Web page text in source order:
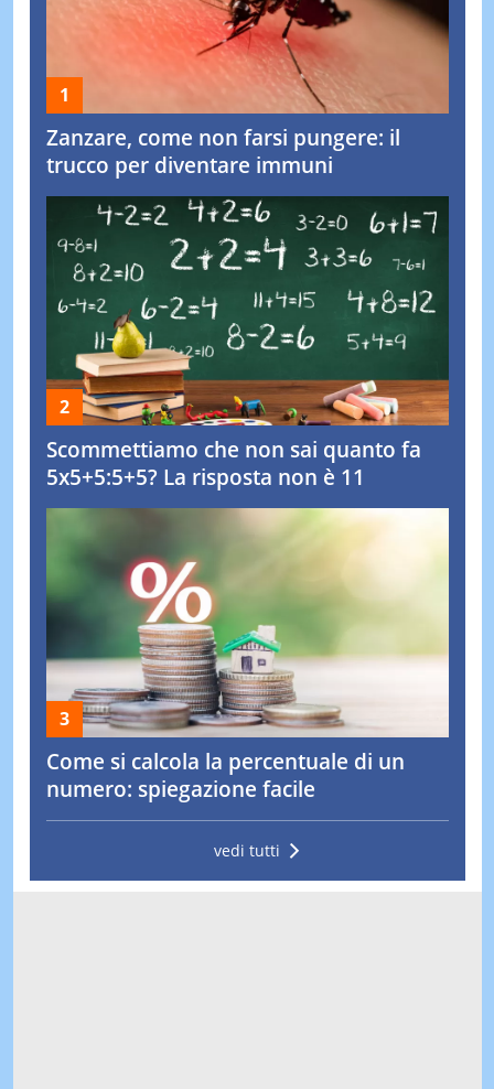
Zanzare, come non farsi pungere: il
trucco per diventare immuni
Scommettiamo che non sai quanto fa
5x5+5:5+5? La risposta non è 11
Come si calcola la percentuale di un
numero: spiegazione facile
vedi tutti